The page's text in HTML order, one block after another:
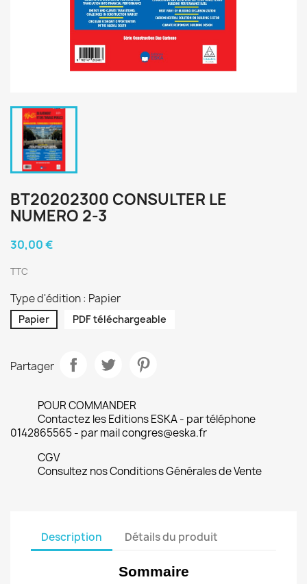
BT20202300 CONSULTER LE
NUMERO 2-3
30,00 €
TTC
Type d'édition : Papier
Papier PDF téléchargeable
Partager
POUR COMMANDER
Contactez les Editions ESKA - par téléphone
0142865565 - par mail congres@eska.fr
CGV
Consultez nos Conditions Générales de Vente
Description Détails du produit
Sommaire